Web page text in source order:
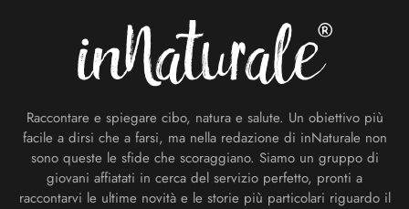
Raccontare e spiegare cibo, natura e salute. Un obiettivo più
facile a dirsi che a farsi, ma nella redazione di inNaturale non
sono queste le sfide che scoraggiano. Siamo un gruppo di
giovani affiatati in cerca del servizio perfetto, pronti a
raccontarvi le ultime novità e le storie più particolari riguardo il